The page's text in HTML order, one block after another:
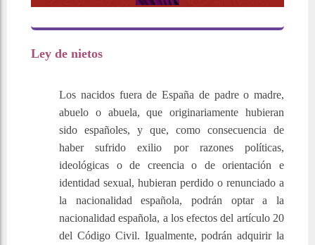
Ley de nietos
Los nacidos fuera de España de padre o madre,
abuelo o abuela, que originariamente hubieran
sido españoles, y que, como consecuencia de
haber sufrido exilio por razones políticas,
ideológicas o de creencia o de orientación e
identidad sexual, hubieran perdido o renunciado a
la nacionalidad española, podrán optar a la
nacionalidad española, a los efectos del artículo 20
del Código Civil. Igualmente, podrán adquirir la